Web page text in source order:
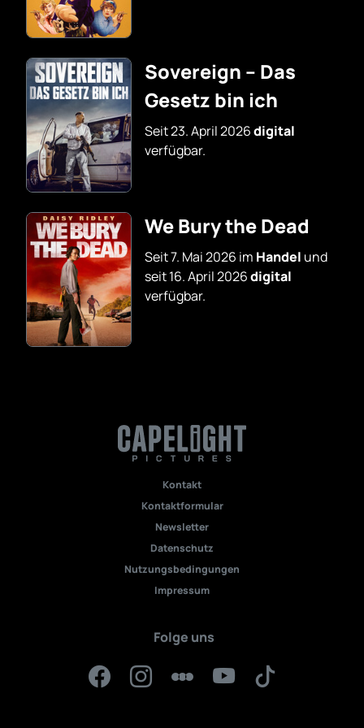
Sovereign – Das
Gesetz bin ich
Seit 23. April 2026digital
verfügbar.
We Bury the Dead
Seit 7. Mai 2026 im Handel und
seit 16. April 2026digital
verfügbar.
Kontakt
Kontaktformular
Newsletter
Datenschutz
Nutzungsbedingungen
Impressum
Folge uns